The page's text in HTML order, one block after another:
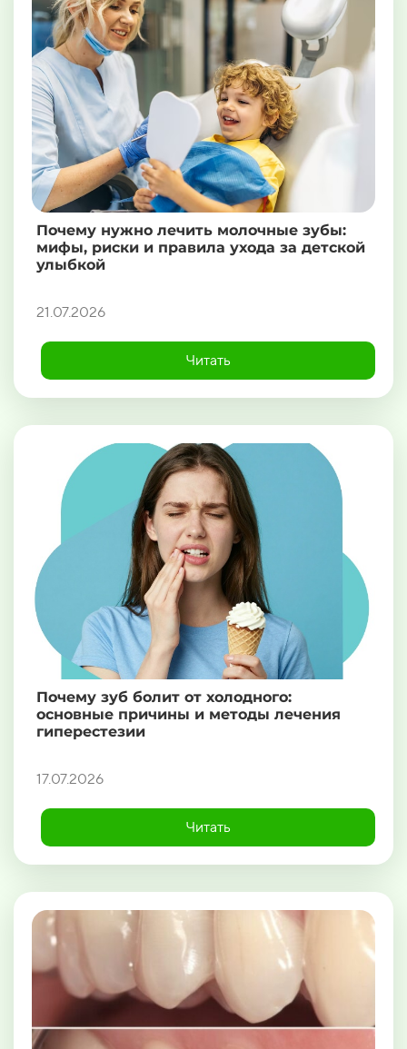
Почему нужно лечить молочные зубы:
мифы, риски и правила ухода за детской
улыбкой
21.07.2026
Читать
Почему зуб болит от холодного:
основные причины и методы лечения
гиперестезии
17.07.2026
Читать